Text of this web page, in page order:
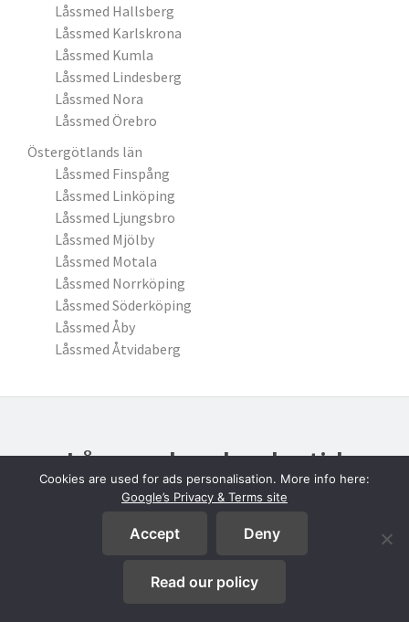
Låssmed Hallsberg
Låssmed Karlskrona
Låssmed Kumla
Låssmed Lindesberg
Låssmed Nora
Låssmed Örebro
Östergötlands län
Låssmed Finspång
Låssmed Linköping
Låssmed Ljungsbro
Låssmed Mjölby
Låssmed Motala
Låssmed Norrköping
Låssmed Söderköping
Låssmed Åby
Låssmed Åtvidaberg
Låssmed under dagtid
eller jour
Snabbt låsbyte eller låsöppning
och uppgraderingar av lås
Cookies are used for ads personalisation. More info here:
Google’s Privacy & Terms site
Accept Deny
Read our policy